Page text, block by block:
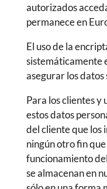
autorizados
permanece en
El uso de la
sistemáticamente
asegurar los datos
Para los clientes y
estos datos
del cliente que los
ningún otro fin
funcionamiento
se almacenan en